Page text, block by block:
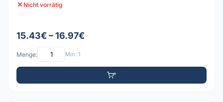
Nicht vorrätig
15.43€ – 16.97€
Menge: Min: 1